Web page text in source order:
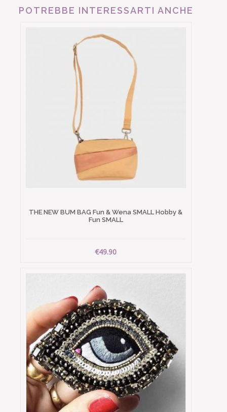
POTREBBE INTERESSARTI ANCHE
THE NEW BUM BAG Fun & Wena SMALL Hobby &
Fun SMALL
€49.90